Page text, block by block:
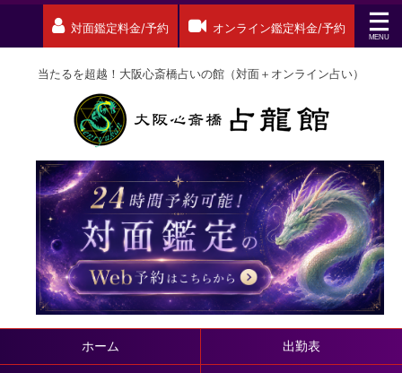
対面鑑定料金/予約 オンライン鑑定料金/予約
当たるを超越！大阪心斎橋占いの館（対面＋オンライン占い）
ホーム 出勤表